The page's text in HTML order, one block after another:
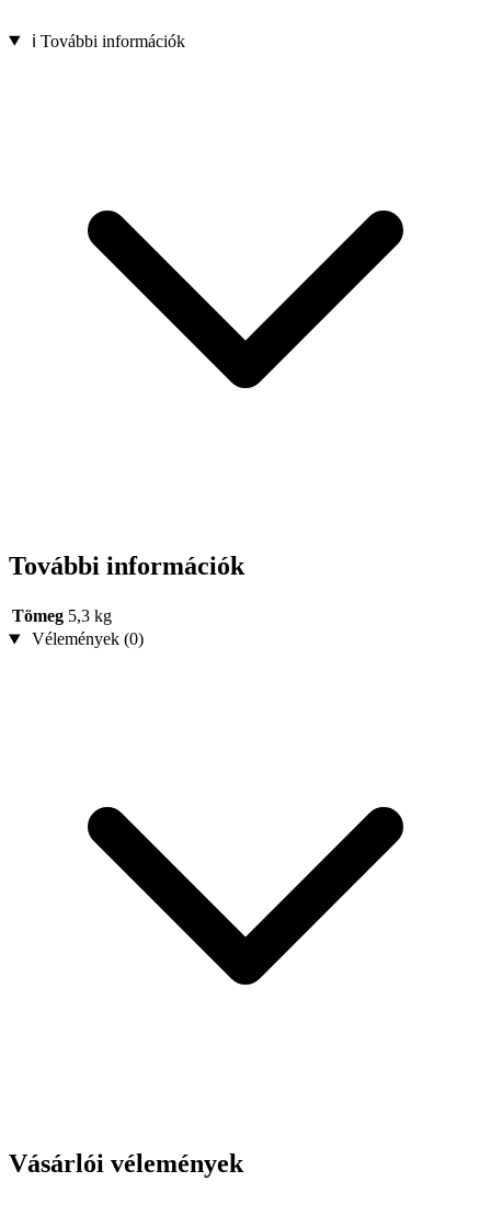
ℹ️ További információk
További információk
Tömeg 5,3 kg
Vélemények (0)
Vásárlói vélemények